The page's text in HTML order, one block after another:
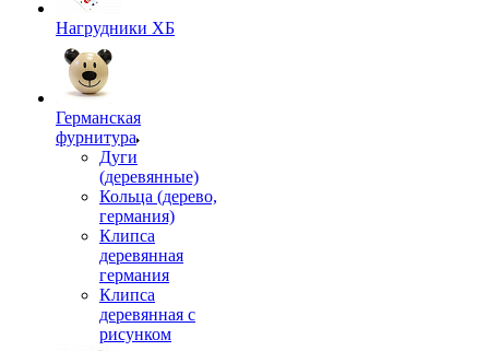
Нагрудники ХБ
Германская
фурнитура
Дуги
(деревянные)
Кольца (дерево,
германия)
Клипса
деревянная
германия
Клипса
деревянная с
рисунком